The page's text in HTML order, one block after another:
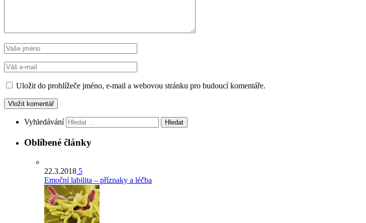
Uložit do prohlížeče jméno, e-mail a webovou stránku pro budoucí komentáře.
Vyhledávání
Oblíbené články
22.3.2018 5
Emoční labilita – příznaky a léčba